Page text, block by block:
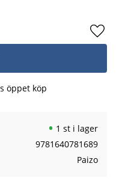
Lägg
öppet köp
1 st i lager
9781640781689
Paizo